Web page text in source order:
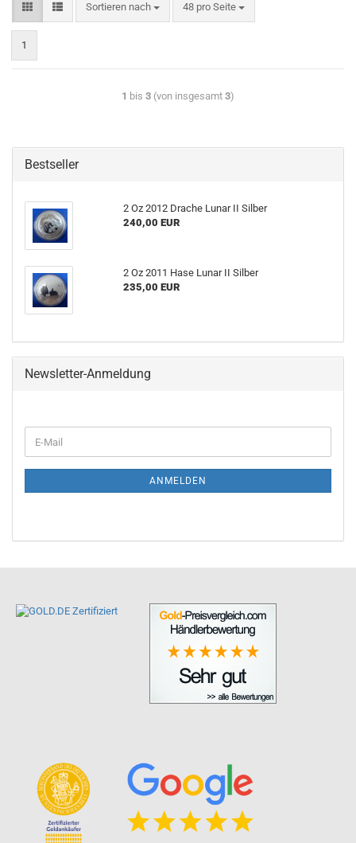
Sortieren nach 48 pro Seite
1
1 bis 3 (von insgesamt 3)
Bestseller
2 Oz 2012 Drache Lunar II Silber
240,00 EUR
2 Oz 2011 Hase Lunar II Silber
235,00 EUR
Newsletter-Anmeldung
ANMELDEN